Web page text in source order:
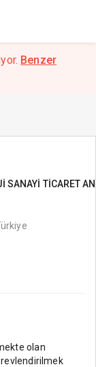
Benzer
SANAYİ TİCARET
olan